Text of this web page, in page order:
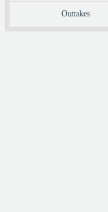
Outtakes